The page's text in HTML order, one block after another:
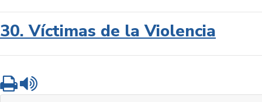
30. Víctimas de la Violencia
Imprimir